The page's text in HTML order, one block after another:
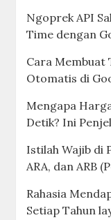
Ngoprek API
Time dengan
Cara Membuat
Otomatis di
Mengapa
Detik? Ini
Istilah Wajib di
ARA, dan ARB
Rahasia
Setiap Tahun